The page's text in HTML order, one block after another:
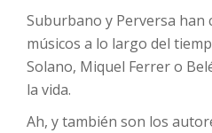
Suburbano y Perversa han
músicos a lo largo del
Solano, Miquel Ferrer o
la vida.
Ah, y también son los